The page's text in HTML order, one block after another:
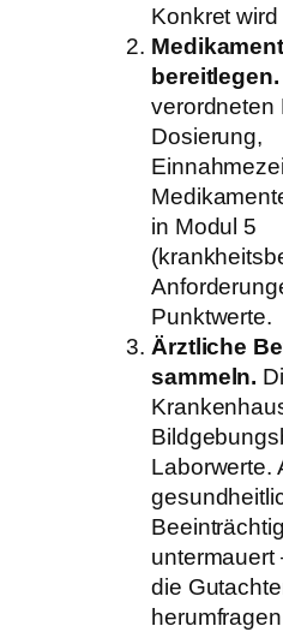
Konkret
bereitlegen.
verordneten
Dosierung,
in Modul 5
Punktwerte.
Ärztliche
sammeln.
Laborwerte.
die